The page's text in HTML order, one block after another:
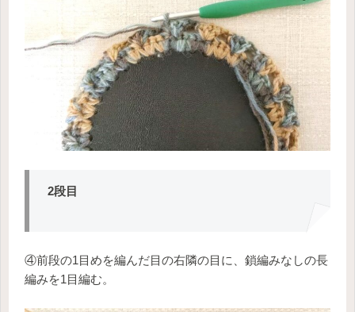
2段目
④前段の1目めを編んだ目の右隣の目に、鎖編みなしの長
編みを1目編む。